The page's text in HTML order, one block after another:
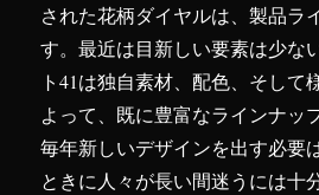
された花柄ダイヤルは、製品ラ
す。最近は目新しい要素は少な
ト41は独自素材、配色、そして
よって、既に豊富なラインナッ
毎年新しいデザインを出す必要
ときに人々が長い間迷うには十